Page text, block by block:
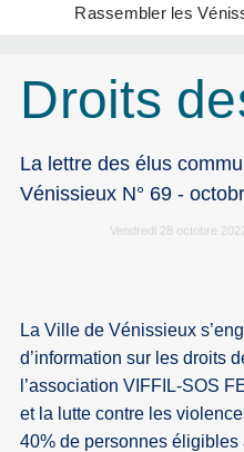
Rassembler les
Droits
La lettre des élus
Vénissieux N° 69 -
Vendredi 28 octobre
La Ville de Vénissieux
d’information sur les droits
l’association VIFFIL-SOS
et la lutte contre les
40% de personnes